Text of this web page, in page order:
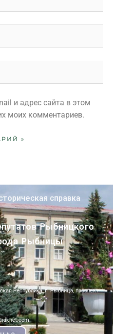
и адрес сайта в этом
моих комментариев.
справка
Рыбницкого
Рыбницы
Республика, г. Рыбница, проспект